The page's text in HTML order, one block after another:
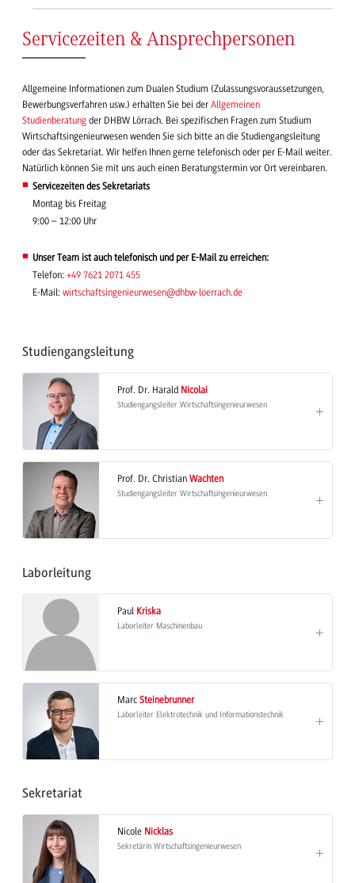
Servicezeiten & Ansprechpersonen
Allgemeine Informationen zum Dualen Studium (Zulassungsvoraussetzungen,
Bewerbungsverfahren usw.) erhalten Sie bei der Allgemeinen
Studienberatung der DHBW Lörrach. Bei spezifischen Fragen zum Studium
Wirtschaftsingenieurwesen wenden Sie sich bitte an die Studiengangsleitung
oder das Sekretariat. Wir helfen Ihnen gerne telefonisch oder per E-Mail weiter.
Natürlich können Sie mit uns auch einen Beratungstermin vor Ort vereinbaren.
Servicezeiten des Sekretariats
Montag bis Freitag
9:00 – 12:00 Uhr
Unser Team ist auch telefonisch und per E-Mail zu erreichen:
Telefon: +49 7621 2071 455
E-Mail: wirtschaftsingenieurwesen@dhbw-loerrach.de
Studiengangsleitung
Prof. Dr. Harald Nicolai
Studiengangsleiter Wirtschaftsingenieurwesen
Prof. Dr. Christian Wachten
Studiengangsleiter Wirtschaftsingenieurwesen
Laborleitung
Paul Kriska
Laborleiter Maschinenbau
Marc Steinebrunner
Laborleiter Elektrotechnik und Informationstechnik
Sekretariat
Nicole Nicklas
Sekretärin Wirtschaftsingenieurwesen